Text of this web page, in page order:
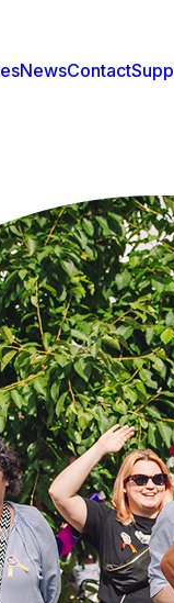
NewsContact